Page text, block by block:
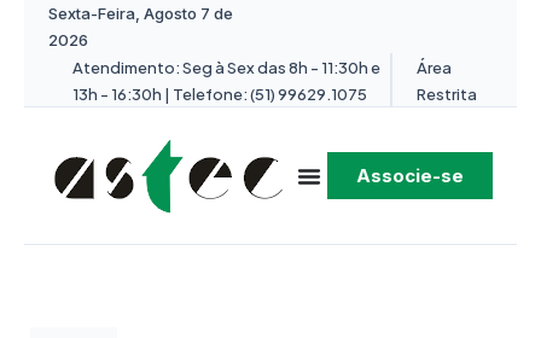
Sexta-Feira, Agosto 7 de
2026
Atendimento: Seg à Sex das 8h - 11:30h e
13h - 16:30h | Telefone: (51) 99629.1075
Área
Restrita
Associe-se